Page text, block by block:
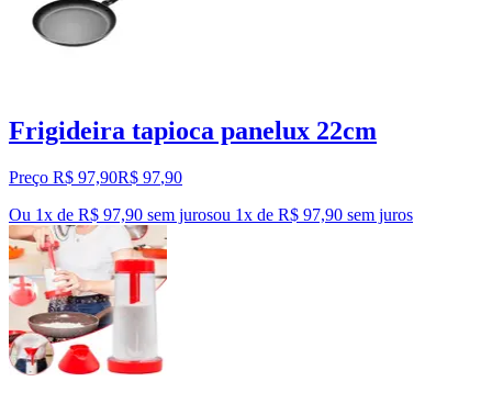
Frigideira tapioca panelux 22cm
Preço R$ 97,90R$ 97,90
Ou 1x de R$ 97,90 sem jurosou 1x de R$ 97,90 sem juros